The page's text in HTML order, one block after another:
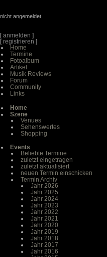
nicht angemeldet
[anmelden ]
[registrieren ]
Home
Termine
Fotoalbum
Artikel
Musik Reviews
Forum
Community
Links
Home
Szene
Venues
Sehenswertes
Shopping
Events
Beliebte Termine
zuletzt eingetragen
zuletzt aktualisiert
neuen Termin einschicken
Termin Archiv
Jahr 2026
Jahr 2025
Jahr 2024
Jahr 2023
Jahr 2022
Jahr 2021
Jahr 2020
Jahr 2019
Jahr 2018
Jahr 2017
Jahr 2016